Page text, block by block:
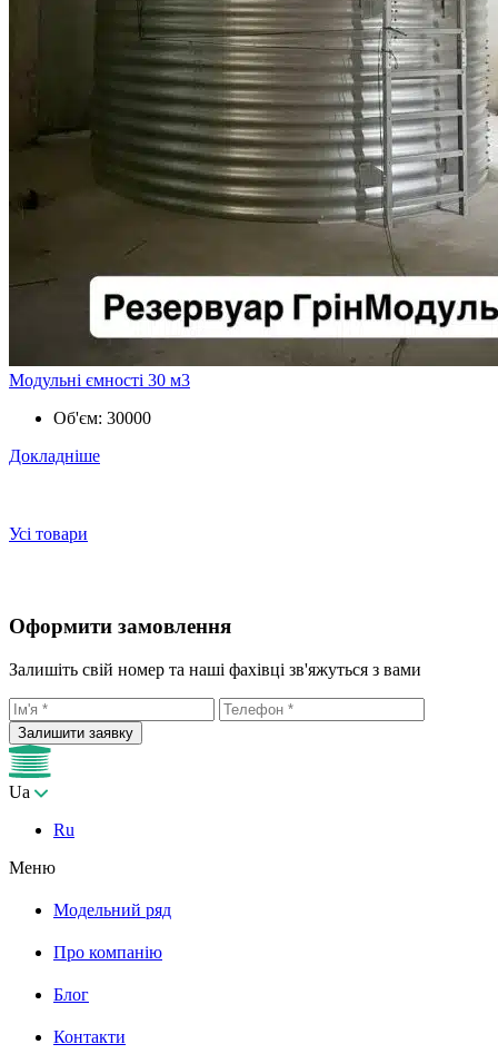
Модульні ємності 30 м3
Об'єм: 30000
Докладніше
Усі товари
Оформити замовлення
Залишіть свій номер та наші фахівці зв'яжуться з вами
Залишити заявку
Ua
Ru
Меню
Модельний ряд
Про компанію
Блог
Контакти